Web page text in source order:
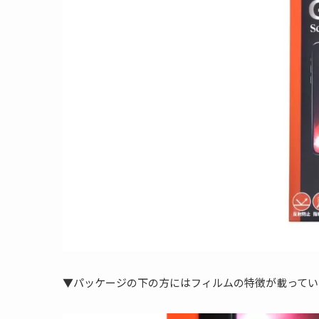
▼パッケージの下の方にはフィルムの特徴が載って